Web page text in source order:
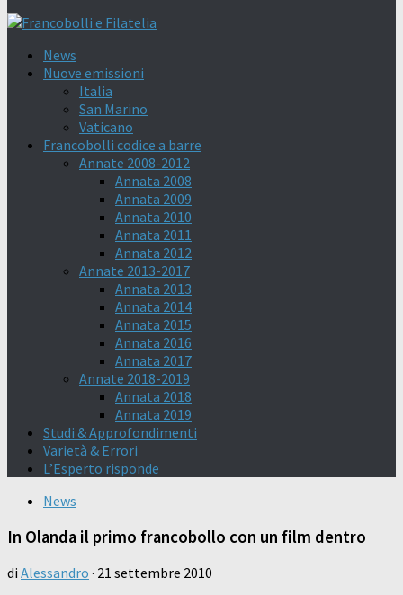
News
Nuove emissioni
Italia
San Marino
Vaticano
Francobolli codice a barre
Annate 2008-2012
Annata 2008
Annata 2009
Annata 2010
Annata 2011
Annata 2012
Annate 2013-2017
Annata 2013
Annata 2014
Annata 2015
Annata 2016
Annata 2017
Annate 2018-2019
Annata 2018
Annata 2019
Studi & Approfondimenti
Varietà & Errori
L’Esperto risponde
News
In Olanda il primo francobollo con un film dentro
di Alessandro · 21 settembre 2010